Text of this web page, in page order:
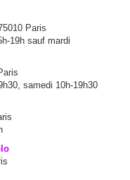
Paris
19h sauf mardi
samedi 10h-19h30